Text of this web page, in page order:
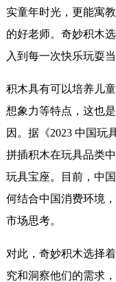
实童年时光，更能寓
的好老师。奇妙积木
入到每一次快乐玩耍当
积木具有可以培养儿
想象力等特点，这也
因。据《2023 中国玩
拼插积木在玩具品类
玩具宝座。目前，中
何结合中国消费环境
市场思考。
对此，奇妙积木选择
究和洞察他们的需求